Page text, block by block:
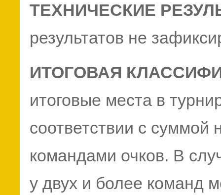
ТЕХНИЧЕСКИЕ
результатов не
ИТОГОВАЯ
итоговые места в
соответствии с суммой
командами очков. В
у двух и более команд